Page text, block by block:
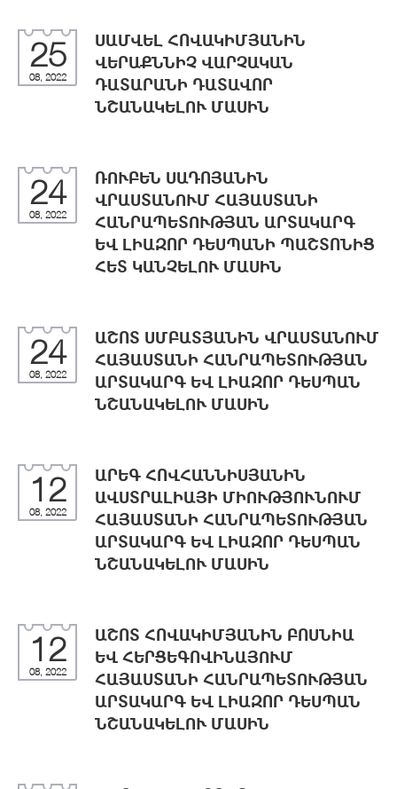
25
08, 2022
ՍԱՄՎԵԼ ՀՈՎԱԿԻՄՅԱՆԻՆ
ՎԵՐԱՔՆՆԻՉ ՎԱՐՉԱԿԱՆ
ԴԱՏԱՐԱՆԻ ԴԱՏԱՎՈՐ
ՆՇԱՆԱԿԵԼՈՒ ՄԱՍԻՆ
24
08, 2022
ՌՈՒԲԵՆ ՍԱԴՈՅԱՆԻՆ
ՎՐԱՍՏԱՆՈՒՄ ՀԱՅԱՍՏԱՆԻ
ՀԱՆՐԱՊԵՏՈՒԹՅԱՆ ԱՐՏԱԿԱՐԳ
ԵՎ ԼԻԱԶՈՐ ԴԵՍՊԱՆԻ ՊԱՇՏՈՆԻՑ
ՀԵՏ ԿԱՆՉԵԼՈՒ ՄԱՍԻՆ
24
08, 2022
ԱՇՈՏ ՍՄԲԱՏՅԱՆԻՆ ՎՐԱՍՏԱՆՈՒՄ
ՀԱՅԱՍՏԱՆԻ ՀԱՆՐԱՊԵՏՈՒԹՅԱՆ
ԱՐՏԱԿԱՐԳ ԵՎ ԼԻԱԶՈՐ ԴԵՍՊԱՆ
ՆՇԱՆԱԿԵԼՈՒ ՄԱՍԻՆ
12
08, 2022
ԱՐԵԳ ՀՈՎՀԱՆՆԻՍՅԱՆԻՆ
ԱՎՍՏՐԱԼԻԱՅԻ ՄԻՈՒԹՅՈՒՆՈՒՄ
ՀԱՅԱՍՏԱՆԻ ՀԱՆՐԱՊԵՏՈՒԹՅԱՆ
ԱՐՏԱԿԱՐԳ ԵՎ ԼԻԱԶՈՐ ԴԵՍՊԱՆ
ՆՇԱՆԱԿԵԼՈՒ ՄԱՍԻՆ
12
08, 2022
ԱՇՈՏ ՀՈՎԱԿԻՄՅԱՆԻՆ ԲՈՍՆԻԱ
ԵՎ ՀԵՐՑԵԳՈՎԻՆԱՅՈՒՄ
ՀԱՅԱՍՏԱՆԻ ՀԱՆՐԱՊԵՏՈՒԹՅԱՆ
ԱՐՏԱԿԱՐԳ ԵՎ ԼԻԱԶՈՐ ԴԵՍՊԱՆ
ՆՇԱՆԱԿԵԼՈՒ ՄԱՍԻՆ